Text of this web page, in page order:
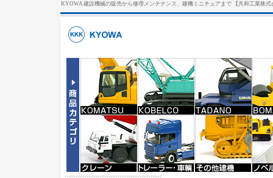
KYOWA 建設機械の販売から修理メンテナンス、建機ミニチュアまで 【共和工業株式